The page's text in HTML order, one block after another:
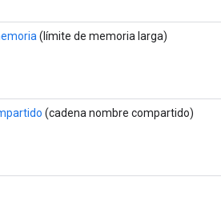
(límite de memoria larga)
(cadena nombre compartido)